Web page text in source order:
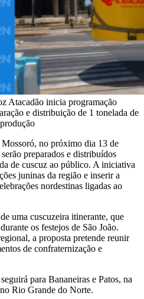
Atacadão inicia programação
e distribuição de 1 tonelada de
no próximo dia 13 de
preparados e distribuídos
de cuscuz ao público. A iniciativa
juninas da região e inserir a
nordestinas ligadas ao
uma cuscuzeira itinerante, que
os festejos de São João.
a proposta pretende reunir
de confraternização e
para Bananeiras e Patos, na
Rio Grande do Norte.